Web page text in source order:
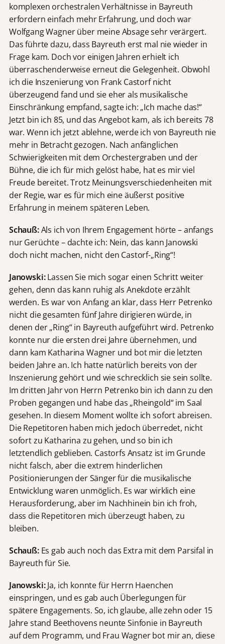
komplexen orchestralen Verhältnisse in Bayreuth
erfordern einfach mehr Erfahrung, und doch war
Wolfgang Wagner über meine Absage sehr verärgert.
Das führte dazu, dass Bayreuth erst mal nie wieder in
Frage kam. Doch vor einigen Jahren erhielt ich
überraschenderweise erneut die Gelegenheit. Obwohl
ich die Inszenierung von Frank Castorf nicht
überzeugend fand und sie eher als musikalische
Einschränkung empfand, sagte ich: „Ich mache das!“
Jetzt bin ich 85, und das Angebot kam, als ich bereits 78
war. Wenn ich jetzt ablehne, werde ich von Bayreuth nie
mehr in Betracht gezogen. Nach anfänglichen
Schwierigkeiten mit dem Orchestergraben und der
Bühne, die ich für mich gelöst habe, hat es mir viel
Freude bereitet. Trotz Meinungsverschiedenheiten mit
der Regie, war es für mich eine äußerst positive
Erfahrung in meinem späteren Leben.
Schauß:Als ich von Ihrem Engagement hörte – anfangs
nur Gerüchte – dachte ich: Nein, das kann Janowski
doch nicht machen, nicht den Castorf-„Ring“!
Janowski:Lassen Sie mich sogar einen Schritt weiter
gehen, denn das kann ruhig als Anekdote erzählt
werden. Es war von Anfang an klar, dass Herr Petrenko
nicht die gesamten fünf Jahre dirigieren würde, in
denen der „Ring“ in Bayreuth aufgeführt wird. Petrenko
konnte nur die ersten drei Jahre übernehmen, und
dann kam Katharina Wagner und bot mir die letzten
beiden Jahre an. Ich hatte natürlich bereits von der
Inszenierung gehört und wie schrecklich sie sein sollte.
Im dritten Jahr von Herrn Petrenko bin ich dann zu den
Proben gegangen und habe das „Rheingold“ im Saal
gesehen. In diesem Moment wollte ich sofort abreisen.
Die Repetitoren haben mich jedoch überredet, nicht
sofort zu Katharina zu gehen, und so bin ich
letztendlich geblieben. Castorfs Ansatz ist im Grunde
nicht falsch, aber die extrem hinderlichen
Positionierungen der Sänger für die musikalische
Entwicklung waren unmöglich. Es war wirklich eine
Herausforderung, aber im Nachhinein bin ich froh,
dass die Repetitoren mich überzeugt haben, zu
bleiben.
Schauß: Es gab auch noch das Extra mit dem Parsifal in
Bayreuth für Sie.
Janowski:Ja, ich konnte für Herrn Haenchen
einspringen, und es gab auch Überlegungen für
spätere Engagements. So, ich glaube, alle zehn oder 15
Jahre stand Beethovens neunte Sinfonie in Bayreuth
auf dem Programm, und Frau Wagner bot mir an, diese